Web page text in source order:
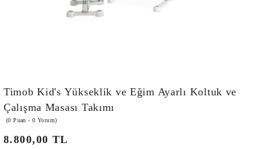
Timob Kid's Yükseklik ve Eğim Ayarlı Koltuk ve
Çalışma Masası Takımı
(0 Puan - 0 Yorum)
8.800,00 TL